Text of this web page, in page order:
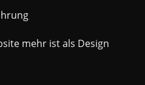
mehr ist als Design